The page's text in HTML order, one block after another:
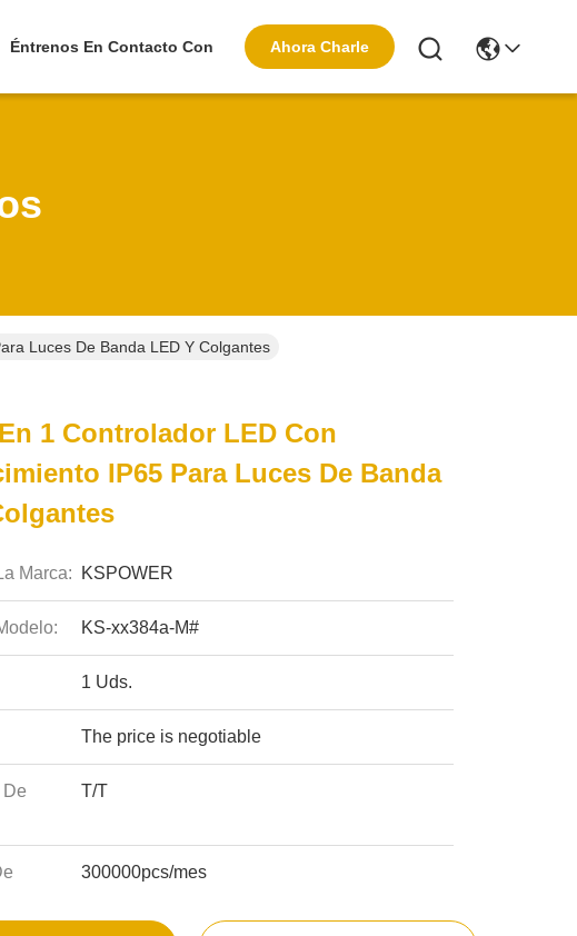
Éntrenos En Contacto Con Ahora Charle
Luces De Banda LED Y Colgantes
1 Controlador LED Con
IP65 Para Luces De Banda
Marca: KSPOWER
KS-xx384a-M#
1 Uds.
The price is negotiable
T/T
300000pcs/mes